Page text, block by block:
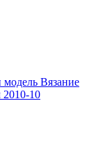
Вязание
10